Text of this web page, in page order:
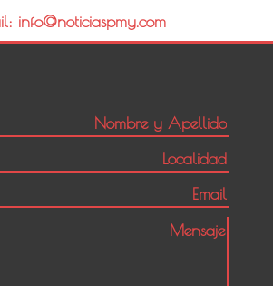
info@noticiaspmy.com